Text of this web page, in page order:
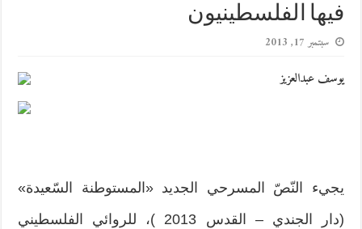
فيها الفلسطينيون
سبتمبر 17, 2013
يوسف عبدالعزيز
يجيء النّصّ المسرحي الجديد «المستوطنة السّعيدة»
(دار الجندي – القدس 2013 )، للروائي الفلسطيني